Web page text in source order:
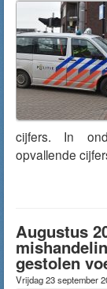
cijfers. In
opvallende
Augustus
gestolen
Vrijdag 23 september